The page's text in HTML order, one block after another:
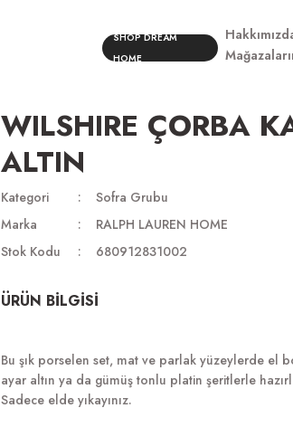
SHOP DREAM
HOME
WILSHIRE ÇORBA
ALTIN
Kategori
Sofra Grubu
Marka
RALPH LAUREN HOME
Stok Kodu
680912831002
ÜRÜN BİLGİSİ
Bu şık porselen set, mat ve parlak yüzeylerde el
ayar altın ya da gümüş tonlu platin şeritlerle
Sadece elde yıkayınız.